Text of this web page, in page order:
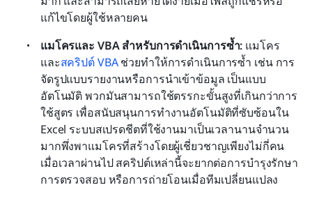
แก้ไขโดยผู้ใช้หลายคน
แมโครและ VBA สำหรับการดำเนินการซ้ำ: แมโคร
และสคริปต์ VBA ช่วยทำให้การดำเนินการซ้ำ เช่น การ
จัดรูปแบบรายงานหรือการนำเข้าข้อมูล เป็นแบบ
อัตโนมัติ พวกมันสามารถใช้ตรรกะขั้นสูงที่เกินกว่าการ
ใช้สูตร เพื่อสนับสนุนการทำงานอัตโนมัติที่ซับซ้อนใน
Excel ระบบสเปรดชีตที่ใช้งานมาเป็นเวลานานจำนวน
มากพึ่งพาแมโครที่สร้างโดยผู้เชี่ยวชาญเพียงไม่กี่คน
เมื่อเวลาผ่านไป สคริปต์เหล่านี้จะยากต่อการบำรุงรักษา
การตรวจสอบ หรือการถ่ายโอนเมื่อทีมเปลี่ยนแปลง